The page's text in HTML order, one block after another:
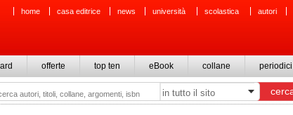
home casa editrice news università scolastica autori
offerte top ten eBook collane periodici